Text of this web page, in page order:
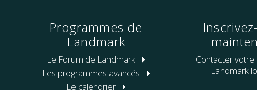
Programmes de
Landmark
Le Forum de Landmark
Les programmes avancés
Le calendrier
Contacter
Landmark